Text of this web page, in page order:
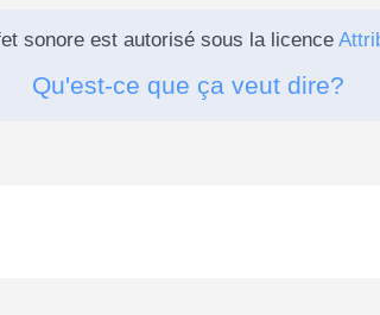
sonore est autorisé sous la licence
Qu'est-ce que ça veut dire?